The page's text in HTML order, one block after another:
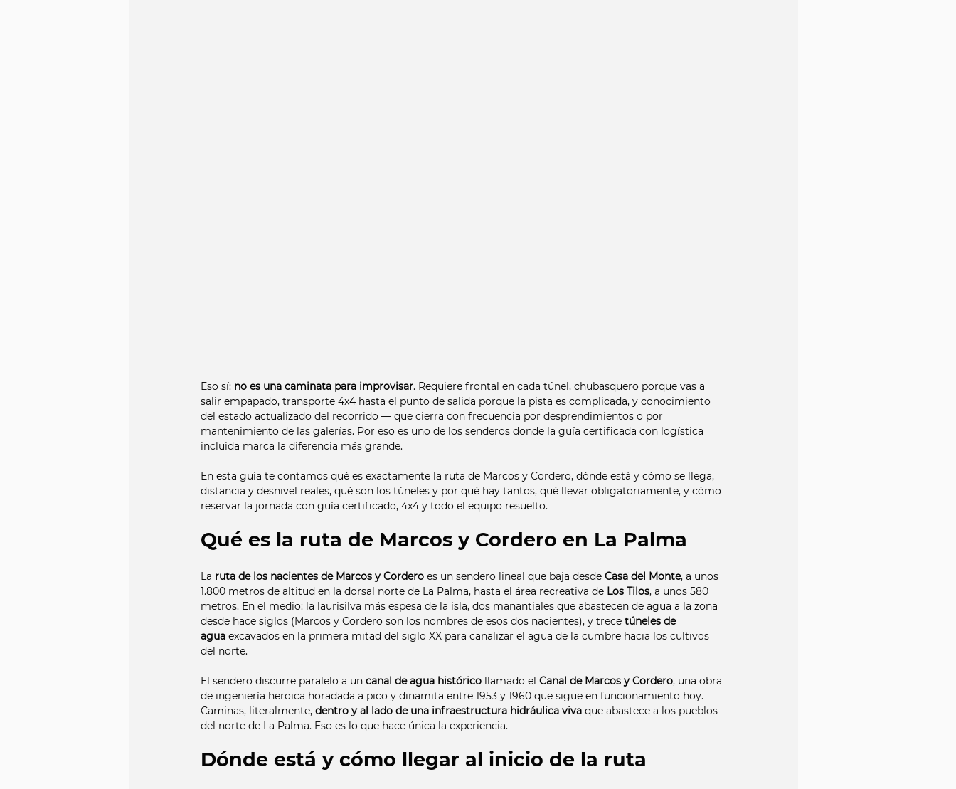
Eso sí: no es una caminata para improvisar. Requiere frontal en cada túnel, chubasquero porque vas a
salir empapado, transporte 4x4 hasta el punto de salida porque la pista es complicada, y conocimiento
del estado actualizado del recorrido — que cierra con frecuencia por desprendimientos o por
mantenimiento de las galerías. Por eso es uno de los senderos donde la guía certificada con logística
incluida marca la diferencia más grande.
En esta guía te contamos qué es exactamente la ruta de Marcos y Cordero, dónde está y cómo se llega,
distancia y desnivel reales, qué son los túneles y por qué hay tantos, qué llevar obligatoriamente, y cómo
reservar la jornada con guía certificado, 4x4 y todo el equipo resuelto.
Qué es la ruta de Marcos y Cordero en La Palma
La ruta de los nacientes de Marcos y Cordero es un sendero lineal que baja desde Casa del Monte, a unos
1.800 metros de altitud en la dorsal norte de La Palma, hasta el área recreativa de Los Tilos, a unos 580
metros. En el medio: la laurisilva más espesa de la isla, dos manantiales que abastecen de agua a la zona
desde hace siglos (Marcos y Cordero son los nombres de esos dos nacientes), y trece túneles de
agua excavados en la primera mitad del siglo XX para canalizar el agua de la cumbre hacia los cultivos
del norte.
El sendero discurre paralelo a un canal de agua histórico llamado el Canal de Marcos y Cordero, una obra
de ingeniería heroica horadada a pico y dinamita entre 1953 y 1960 que sigue en funcionamiento hoy.
Caminas, literalmente, dentro y al lado de una infraestructura hidráulica viva que abastece a los pueblos
del norte de La Palma. Eso es lo que hace única la experiencia.
Dónde está y cómo llegar al inicio de la ruta